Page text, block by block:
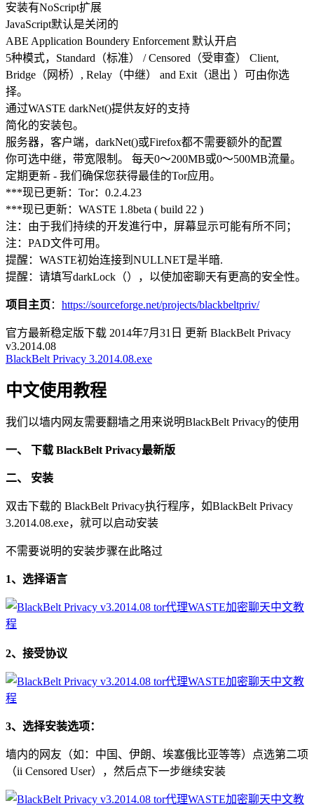
安装有NoScript扩展
JavaScript默认是关闭的
ABE Application Boundery Enforcement 默认开启
5种模式，Standard（标准） / Censored（受审查） Client,
Bridge（网桥）, Relay（中继） and Exit（退出 ）可由你选
择。
通过WASTE darkNet()提供友好的支持
简化的安装包。
服务器，客户端，darkNet()或Firefox都不需要额外的配置
你可选中继，带宽限制。 每天0～200MB或0～500MB流量。
定期更新 - 我们确保您获得最佳的Tor应用。
***现已更新：Tor：0.2.4.23
***现已更新：WASTE 1.8beta ( build 22 )
注：由于我们持续的开发進行中，屏幕显示可能有所不同；
注：PAD文件可用。
提醒：WASTE初始连接到NULLNET是半暗.
提醒：请填写darkLock（），以使加密聊天有更高的安全性。
项目主页 ： https://sourceforge.net/projects/blackbeltpriv/
官方最新稳定版下载 2014年7月31日 更新 BlackBelt Privacy
v3.2014.08
BlackBelt Privacy 3.2014.08.exe
中文使用教程
我们以墙内网友需要翻墙之用来说明BlackBelt Privacy的使用
一、 下载 BlackBelt Privacy最新版
二、 安装
双击下载的 BlackBelt Privacy执行程序，如BlackBelt Privacy
3.2014.08.exe，就可以启动安装
不需要说明的安装步骤在此略过
1、选择语言
2、接受协议
3、选择安装选项：
墙内的网友（如：中国、伊朗、埃塞俄比亚等等）点选第二项
（ii Censored User），然后点下一步继续安装